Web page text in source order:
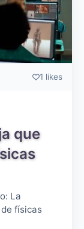
1 likes
que
La
físicas